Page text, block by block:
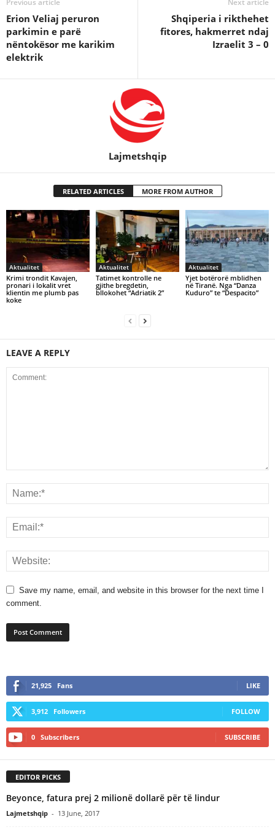
Erion Veliaj peruron
parkimin e parë
nëntokësor me karikim
elektrik
Shqiperia i rikthehet
fitores, hakmerret ndaj
Izraelit 3 – 0
Lajmetshqip
RELATED ARTICLES MORE FROM AUTHOR
Aktualitet
Krimi trondit Kavajen,
pronari i lokalit vret
klientin me plumb pas
koke
Aktualitet
Tatimet kontrolle ne
gjithe bregdetin,
bllokohet “Adriatik 2”
Aktualitet
Yjet botërorë mblidhen
në Tiranë. Nga “Danza
Kuduro” te “Despacito”
LEAVE A REPLY
Save my name, email, and website in this browser for the next time I
comment.
21,925 Fans LIKE
3,912 Followers FOLLOW
0 Subscribers SUBSCRIBE
EDITOR PICKS
Beyonce, fatura prej 2 milionë dollarë për të lindur
Lajmetshqip - 13 June, 2017